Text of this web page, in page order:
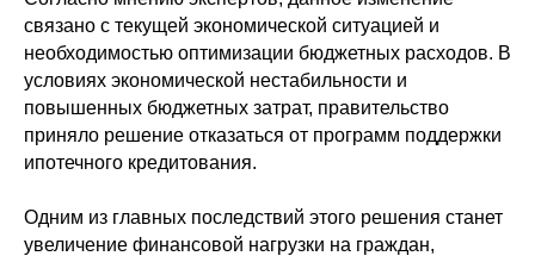
связано с текущей экономической ситуацией и
необходимостью оптимизации бюджетных расходов. В
условиях экономической нестабильности и
повышенных бюджетных затрат, правительство
приняло решение отказаться от программ поддержки
ипотечного кредитования.
Одним из главных последствий этого решения станет
увеличение финансовой нагрузки на граждан,